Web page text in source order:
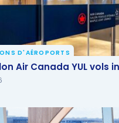
Air Canada YUL vols
D'AÉROPORTS
Air Canada YUL vols